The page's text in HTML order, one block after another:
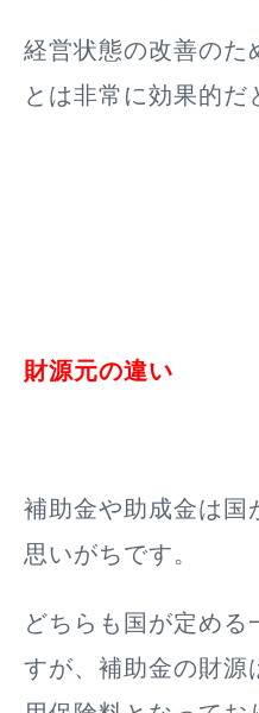
経営状態の改善のた
とは非常に効果的だ
財源元の違い
補助金や助成金は国
思いがちです。
どちらも国が定め
すが、 補助金の財源